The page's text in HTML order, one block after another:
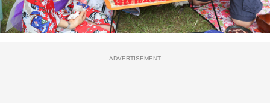
ADVERTISEMENT